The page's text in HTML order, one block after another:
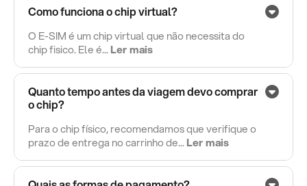
Como funciona o chip virtual?
O E-SIM é um chip virtual que não necessita do
chip fisico. Ele é...Ler mais
Quanto tempo antes da viagem devo comprar
o chip?
Para o chip físico, recomendamos que verifique o
prazo de entrega no carrinho de...Ler mais